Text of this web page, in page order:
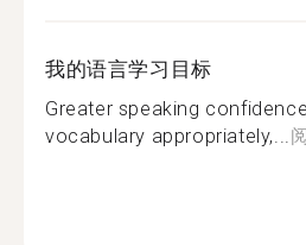
我的语言学习目标
Greater speaking
vocabulary appropriately,...